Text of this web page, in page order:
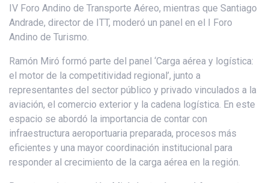
IV Foro Andino de Transporte Aéreo, mientras que Santiago
Andrade, director de ITT, moderó un panel en el I Foro
Andino de Turismo.
Ramón Miró formó parte del panel ‘Carga aérea y logística:
el motor de la competitividad regional’, junto a
representantes del sector público y privado vinculados a la
aviación, el comercio exterior y la cadena logística. En este
espacio se abordó la importancia de contar con
infraestructura aeroportuaria preparada, procesos más
eficientes y una mayor coordinación institucional para
responder al crecimiento de la carga aérea en la región.